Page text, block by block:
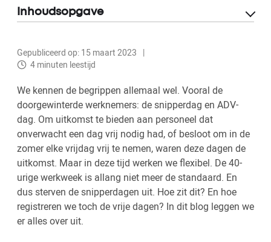
Gepubliceerd op: 15 maart 2023
4 minuten leestijd
We kennen de begrippen allemaal wel. Vooral de
doorgewinterde werknemers: de snipperdag en ADV-
dag. Om uitkomst te bieden aan personeel dat
onverwacht een dag vrij nodig had, of besloot om in de
zomer elke vrijdag vrij te nemen, waren deze dagen de
uitkomst. Maar in deze tijd werken we flexibel. De 40-
urige werkweek is allang niet meer de standaard. En
dus sterven de snipperdagen uit. Hoe zit dit? En hoe
registreren we toch de vrije dagen? In dit blog leggen we
er alles over uit.
Inhoudsopgave